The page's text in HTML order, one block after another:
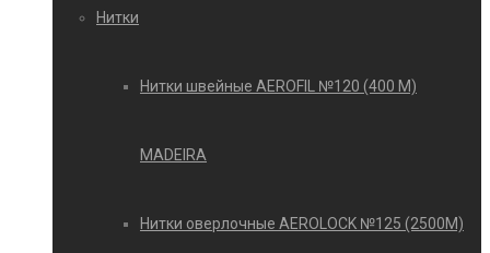
Нитки
Нитки швейные AEROFIL №120 (400 М)
MADEIRA
Нитки оверлочные AEROLOCK №125 (2500М)